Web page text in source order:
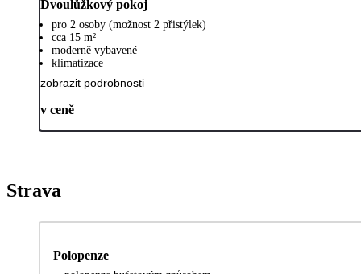
Dvoulůžkový pokoj
pro 2 osoby (možnost 2 přistýlek)
cca 15 m²
moderně vybavené
klimatizace
zobrazit podrobnosti
v ceně
Strava
Polopenze